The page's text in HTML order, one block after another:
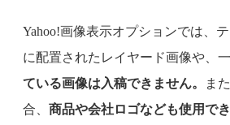
Yahoo!画像表示オプションでは、
に配置されたレイヤード画像や、
ている画像は入稿できません。
ま
合、 商品や会社ロゴなども使用でき